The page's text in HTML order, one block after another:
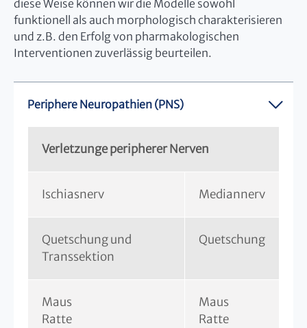
diese Weise können wir die Modelle sowohl
funktionell als auch morphologisch charakterisieren
und z.B. den Erfolg von pharmakologischen
Interventionen zuverlässig beurteilen.
Periphere Neuropathien (PNS)
Verletzunge peripherer Nerven
Ischiasnerv Mediannerv
Quetschung und
Transsektion
Quetschung
Maus
Ratte
Maus
Ratte